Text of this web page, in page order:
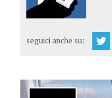
seguici anche su: